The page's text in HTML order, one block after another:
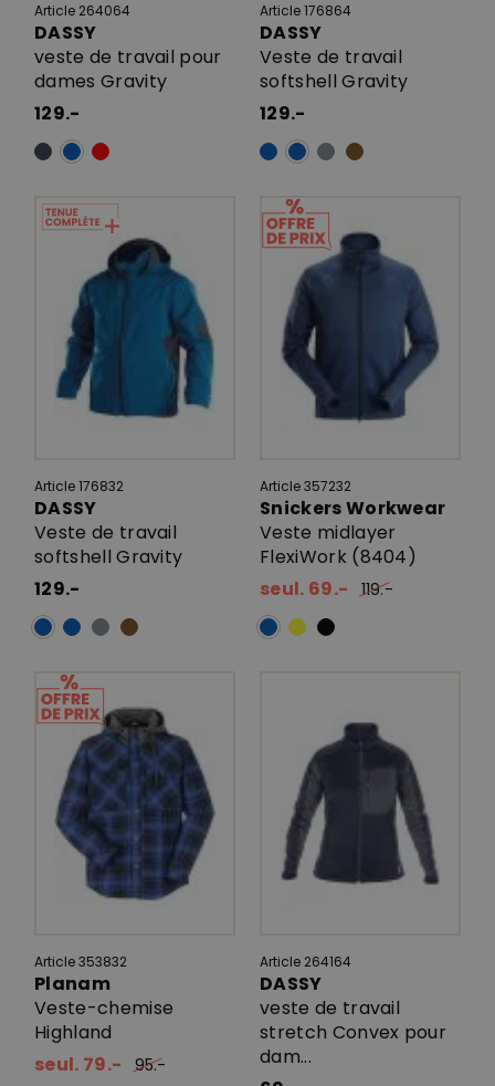
Article 264064
DASSY
veste de travail pour
dames Gravity
129.-
Article 176864
DASSY
Veste de travail
softshell Gravity
129.-
Article 176832
DASSY
Veste de travail
softshell Gravity
129.-
Article 357232
Snickers Workwear
Veste midlayer
FlexiWork (8404)
seul. 69.-
119.-
Article 353832
Planam
Veste-chemise
Highland
seul. 79.-
95.-
Article 264164
DASSY
veste de travail
stretch Convex pour
dam...